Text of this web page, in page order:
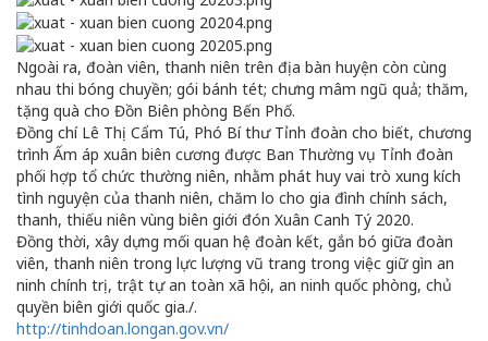
Ngoài ra, đoàn viên, thanh niên trên địa bàn huyện còn cùng
nhau thi bóng chuyền; gói bánh tét; chưng mâm ngũ quả; thăm,
tặng quà cho Đồn Biên phòng Bến Phố.
Đồng chí Lê Thị Cẩm Tú, Phó Bí thư Tỉnh đoàn cho biết, chương
trình Ấm áp xuân biên cương được Ban Thường vụ Tỉnh đoàn
phối hợp tổ chức thường niên, nhằm phát huy vai trò xung kích
tình nguyện của thanh niên, chăm lo cho gia đình chính sách,
thanh, thiếu niên vùng biên giới đón Xuân Canh Tý 2020.
Đồng thời, xây dựng mối quan hệ đoàn kết, gắn bó giữa đoàn
viên, thanh niên trong lực lượng vũ trang trong việc giữ gìn an
ninh chính trị, trật tự an toàn xã hội, an ninh quốc phòng, chủ
quyền biên giới quốc gia./.
http://tinhdoan.longan.gov.vn/